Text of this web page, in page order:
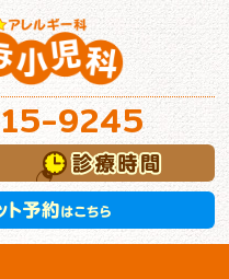
9245